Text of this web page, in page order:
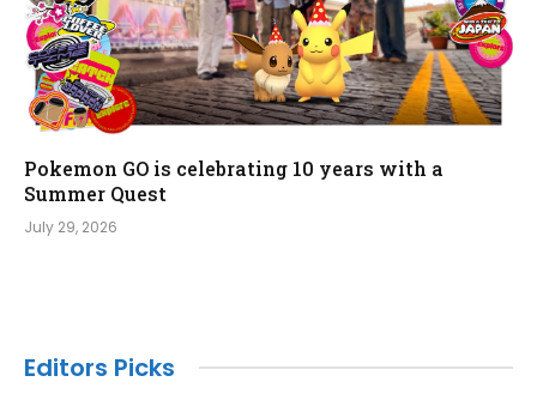
Pokemon GO is celebrating 10 years with a
Summer Quest
July 29, 2026
Editors Picks